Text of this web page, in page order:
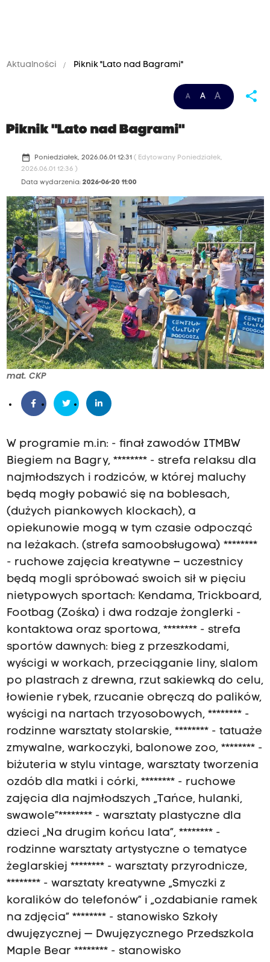
Aktualności Piknik "Lato nad Bagrami"
A A A share
Piknik "Lato nad Bagrami"
date_range Poniedziałek, 2026.06.01 12:31 ( Edytowany Poniedziałek,
2026.06.01 12:36 )
Data wydarzenia: 2026-06-20 11:00
mat. CKP
W programie m.in: - finał zawodów ITMBW
Biegiem na Bagry, ******** - strefa relaksu dla
najmłodszych i rodziców, w której maluchy
będą mogły pobawić się na boblesach,
(dużych piankowych klockach), a
opiekunowie mogą w tym czasie odpocząć
na leżakach. (strefa samoobsługowa) ********
- ruchowe zajęcia kreatywne – uczestnicy
będą mogli spróbować swoich sił w pięciu
nietypowych sportach: Kendama, Trickboard,
Footbag (Zośka) i dwa rodzaje żonglerki -
kontaktowa oraz sportowa, ******** - strefa
sportów dawnych: bieg z przeszkodami,
wyścigi w workach, przeciąganie liny, slalom
po plastrach z drewna, rzut sakiewką do celu,
łowienie rybek, rzucanie obręczą do palików,
wyścigi na nartach trzyosobowych, ******** -
rodzinne warsztaty stolarskie, ******** - tatuaże
zmywalne, warkoczyki, balonowe zoo, ******** -
biżuteria w stylu vintage, warsztaty tworzenia
ozdób dla matki i córki, ******** - ruchowe
zajęcia dla najmłodszych „Tańce, hulanki,
swawole”******** - warsztaty plastyczne dla
dzieci „Na drugim końcu lata”, ******** -
rodzinne warsztaty artystyczne o tematyce
żeglarskiej ******** - warsztaty przyrodnicze,
******** - warsztaty kreatywne „Smyczki z
koralików do telefonów” i „ozdabianie ramek
na zdjęcia” ******** - stanowisko Szkoły
dwujęzycznej — Dwujęzycznego Przedszkola
Maple Bear ******** - stanowisko